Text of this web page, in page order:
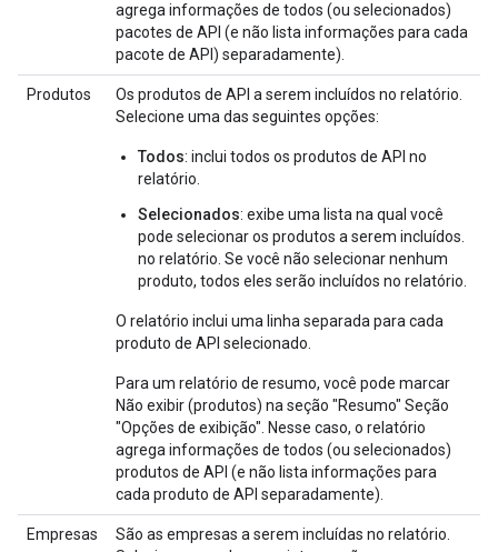
agrega informações de todos (ou selecionados)
pacotes de API (e não lista informações para cada
pacote de API) separadamente).
Produtos
Os produtos de API a serem incluídos no relatório.
Selecione uma das seguintes opções:
Todos: inclui todos os produtos de API no
relatório.
Selecionados: exibe uma lista na qual você
pode selecionar os produtos a serem incluídos.
no relatório. Se você não selecionar nenhum
produto, todos eles serão incluídos no relatório.
O relatório inclui uma linha separada para cada
produto de API selecionado.
Para um relatório de resumo, você pode marcar
Não exibir (produtos) na seção "Resumo" Seção
"Opções de exibição". Nesse caso, o relatório
agrega informações de todos (ou selecionados)
produtos de API (e não lista informações para
cada produto de API separadamente).
Empresas
São as empresas a serem incluídas no relatório.